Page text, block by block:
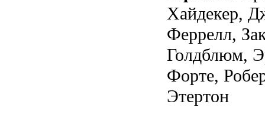
Хайдекер,
Феррелл,
Голдблюм,
Форте,
Этертон